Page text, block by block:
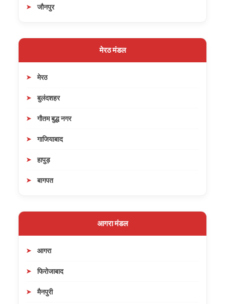
जौनपुर
मेरठ मंडल
मेरठ
बुलंदशहर
गौतम बुद्ध नगर
गाजियाबाद
हापुड़
बागपत
आगरा मंडल
आगरा
फिरोजाबाद
मैनपुरी